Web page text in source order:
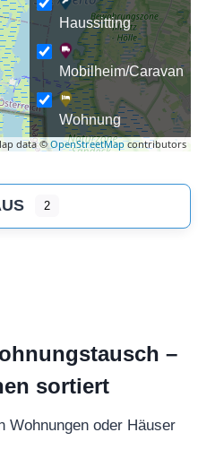
data ©OpenStreetMapcontributors
Haussitting
Mobilheim/Caravan
Wohnung
2
–
sortiert
Wohnungen oder Häuser